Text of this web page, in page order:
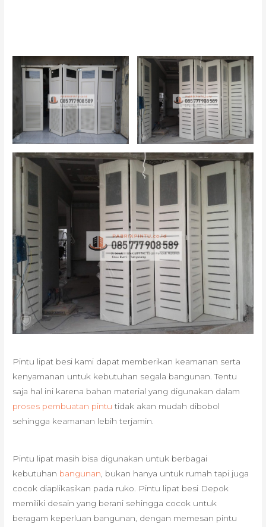
Pintu lipat besi kami dapat memberikan keamanan serta
kenyamanan untuk kebutuhan segala bangunan. Tentu
saja hal ini karena bahan material yang digunakan dalam
proses pembuatan pintu tidak akan mudah dibobol
sehingga keamanan lebih terjamin.
Pintu lipat masih bisa digunakan untuk berbagai
kebutuhan bangunan , bukan hanya untuk rumah tapi juga
cocok diaplikasikan pada ruko. Pintu lipat besi Depok
memiliki desain yang berani sehingga cocok untuk
beragam keperluan bangunan, dengan memesan pintu